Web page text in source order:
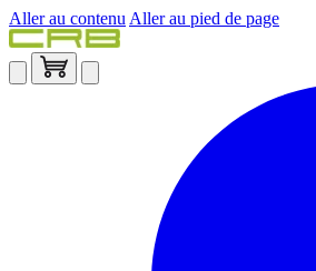
Aller au contenu Aller au pied de page